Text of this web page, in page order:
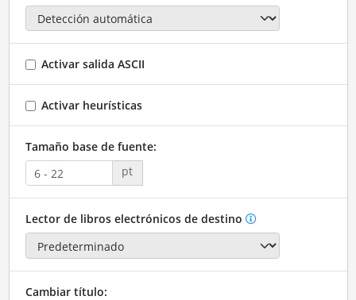
Activar salida ASCII
Activar heurísticas
Tamaño base de fuente:
pt
Lector de libros electrónicos de destino
Cambiar título: